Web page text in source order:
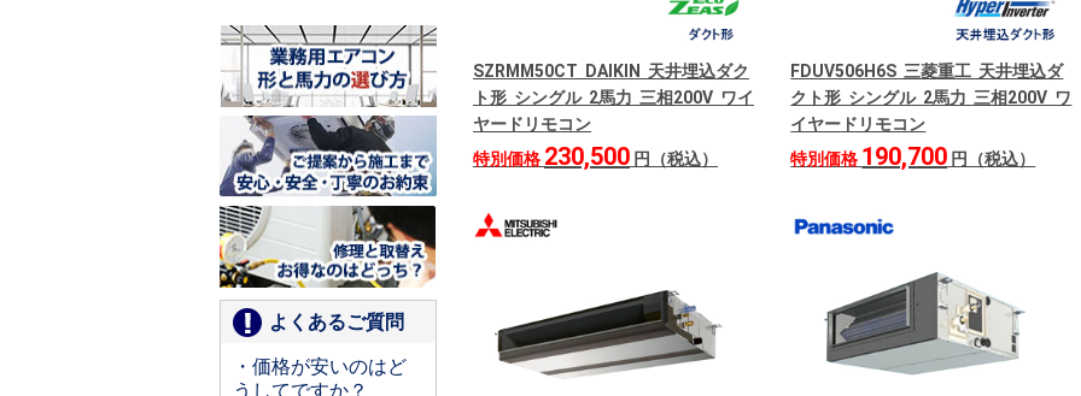
よくあるご質問
・価格が安いのはど
うしてですか？
SZRMM50CT DAIKIN 天井埋込ダク
ト形 シングル 2馬力 三相200V ワイ
ヤードリモコン
特別価格 230,500 円（税込）
FDUV506H6S 三菱重工 天井埋込ダ
クト形 シングル 2馬力 三相200V ワ
イヤードリモコン
特別価格 190,700 円（税込）